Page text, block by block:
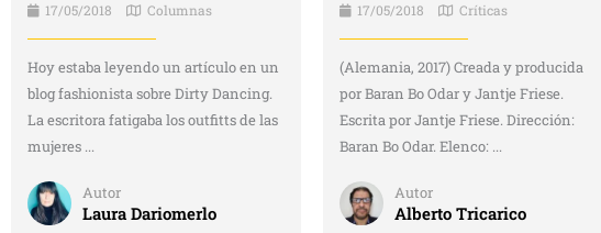
17/05/2018 Columnas
Hoy estaba leyendo un artículo en un
blog fashionista sobre Dirty Dancing.
La escritora fatigaba los outfitts de las
mujeres ...
Autor
Laura Dariomerlo
17/05/2018 Críticas
(Alemania, 2017) Creada y producida
por Baran Bo Odar y Jantje Friese.
Escrita por Jantje Friese. Dirección:
Baran Bo Odar. Elenco: ...
Autor
Alberto Tricarico